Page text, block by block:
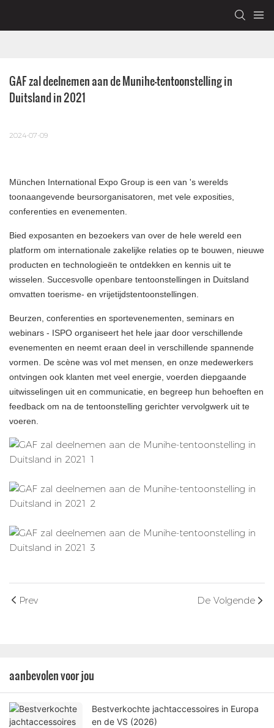
GAF zal deelnemen aan de Munihe-tentoonstelling in
Duitsland in 2021
2024-07-09
München International Expo Group is een van 's werelds
toonaangevende beursorganisatoren, met vele exposities,
conferenties en evenementen.
Bied exposanten en bezoekers van over de hele wereld een
platform om internationale zakelijke relaties op te bouwen, nieuwe
producten en technologieën te ontdekken en kennis uit te
wisselen. Succesvolle openbare tentoonstellingen in Duitsland
omvatten toerisme- en vrijetijdstentoonstellingen.
Beurzen, conferenties en sportevenementen, seminars en
webinars - ISPO organiseert het hele jaar door verschillende
evenementen en neemt eraan deel in verschillende spannende
vormen. De scène was vol met mensen, en onze medewerkers
ontvingen ook klanten met veel energie, voerden diepgaande
uitwisselingen uit en communicatie, en begreep hun behoeften en
feedback om na de tentoonstelling gerichter vervolgwerk uit te
voeren.
Prev De Volgende
aanbevolen voor jou
Bestverkochte jachtaccessoires in Europa
en de VS (2026)